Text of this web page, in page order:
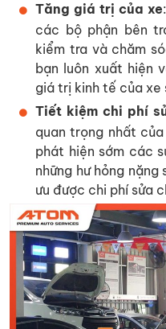
Tăng giá trị của xe
các bộ phận bên
kiểm tra và chăm
bạn luôn xuất hiện
giá trị kinh tế của xe
Tiết kiệm chi phí
quan trọng nhất
phát hiện sớm các
những hư hỏng
ưu được chi phí sửa